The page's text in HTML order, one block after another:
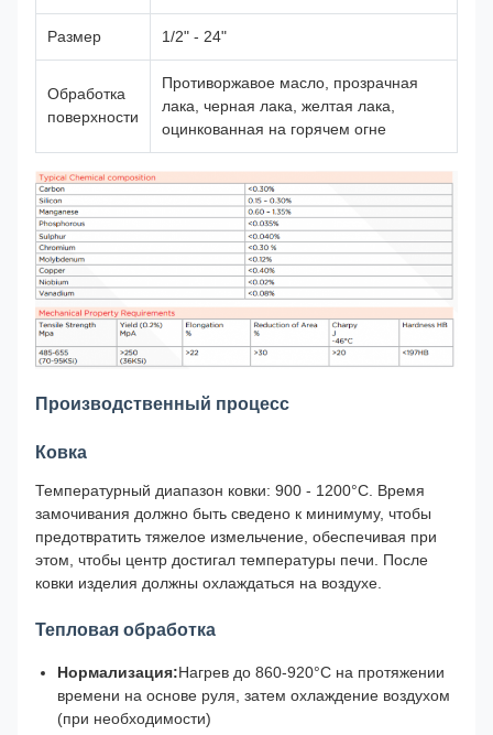
Размер 1/2" - 24"
Обработка
поверхности
Противоржавое масло, прозрачная
лака, черная лака, желтая лака,
оцинкованная на горячем огне
Производственный процесс
Ковка
Температурный диапазон ковки: 900 - 1200°С. Время
замочивания должно быть сведено к минимуму, чтобы
предотвратить тяжелое измельчение, обеспечивая при
этом, чтобы центр достигал температуры печи. После
ковки изделия должны охлаждаться на воздухе.
Тепловая обработка
Нормализация:Нагрев до 860-920°C на протяжении
времени на основе руля, затем охлаждение воздухом
(при необходимости)